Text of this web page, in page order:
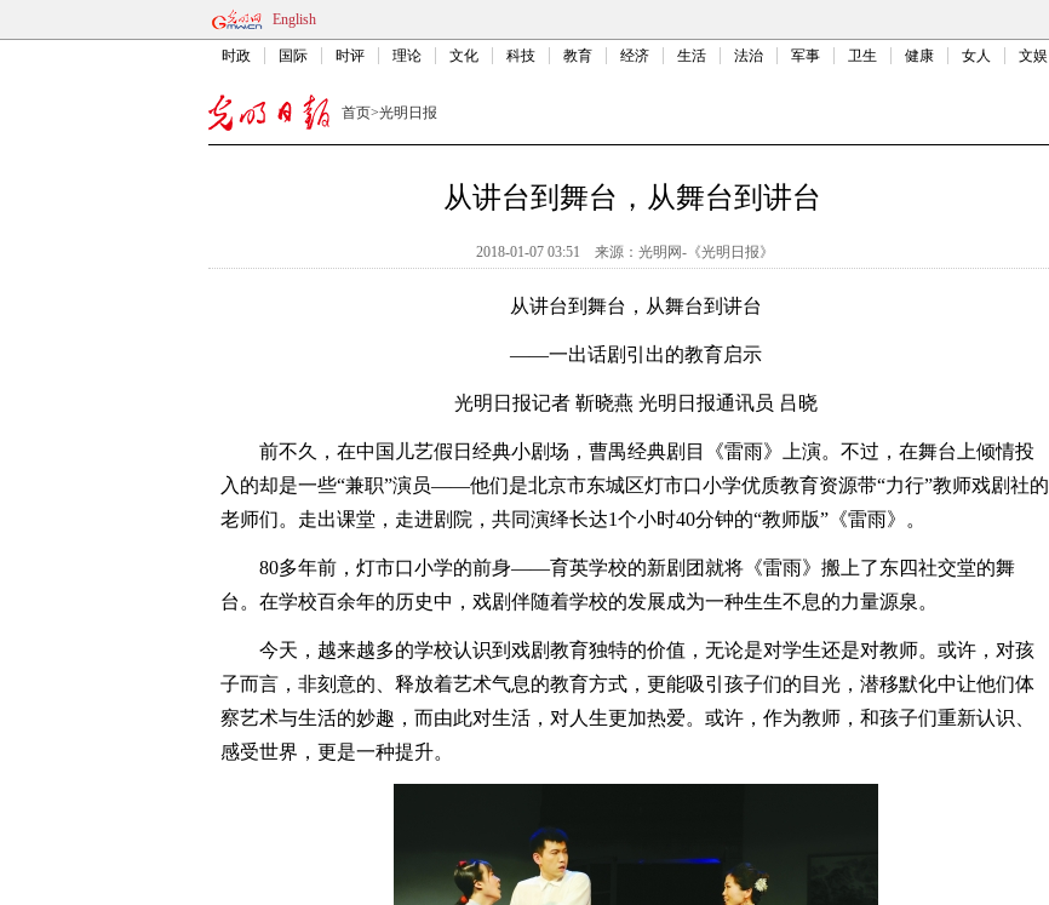
English
时政 国际 时评 理论 文化 科技 教育 经济 生活 法治 军事 卫生 健康 女人 文娱
首页>光明日报
从讲台到舞台，从舞台到讲台
2018-01-07 03:51 来源： 光明网-《光明日报》
从讲台到舞台，从舞台到讲台
——一出话剧引出的教育启示
光明日报记者 靳晓燕 光明日报通讯员 吕晓
前不久，在中国儿艺假日经典小剧场，曹禺经典剧目《雷雨》上演。不过，在舞台上倾情投
入的却是一些“兼职”演员——他们是北京市东城区灯市口小学优质教育资源带“力行”教师戏剧社的
老师们。走出课堂，走进剧院，共同演绎长达1个小时40分钟的“教师版”《雷雨》。
80多年前，灯市口小学的前身——育英学校的新剧团就将《雷雨》搬上了东四社交堂的舞
台。在学校百余年的历史中，戏剧伴随着学校的发展成为一种生生不息的力量源泉。
今天，越来越多的学校认识到戏剧教育独特的价值，无论是对学生还是对教师。或许，对孩
子而言，非刻意的、释放着艺术气息的教育方式，更能吸引孩子们的目光，潜移默化中让他们体
察艺术与生活的妙趣，而由此对生活，对人生更加热爱。或许，作为教师，和孩子们重新认识、
感受世界，更是一种提升。